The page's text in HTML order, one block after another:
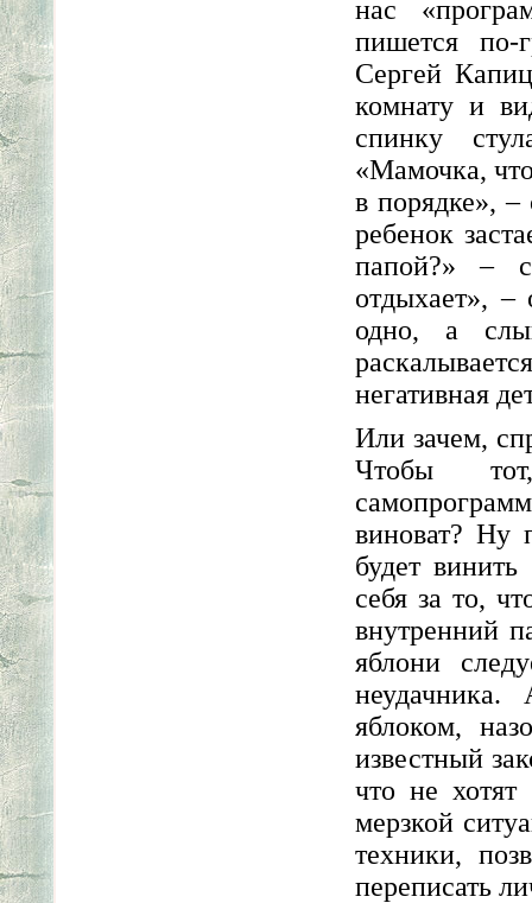
нас
пишется по-
Сергей
комнату и
спинку
«Мамочка,
в порядке»,
ребенок
папой?» –
отдыхает», –
одно, а
негативная
Или зачем,
Чтобы
виноват? Ну
будет
себя за то,
внутренний
яблони
яблоком,
известный
что не
мерзкой
техники,
переписать